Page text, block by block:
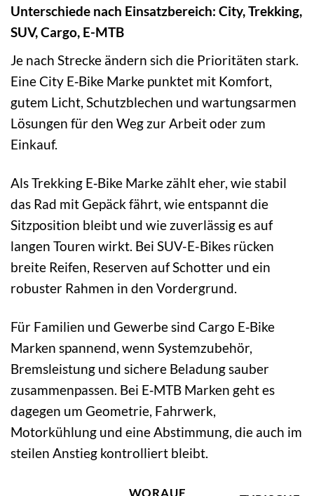
Unterschiede nach Einsatzbereich: City, Trekking,
SUV, Cargo, E-MTB
Je nach Strecke ändern sich die Prioritäten stark.
Eine City E‑Bike Marke punktet mit Komfort,
gutem Licht, Schutzblechen und wartungsarmen
Lösungen für den Weg zur Arbeit oder zum
Einkauf.
Als Trekking E‑Bike Marke zählt eher, wie stabil
das Rad mit Gepäck fährt, wie entspannt die
Sitzposition bleibt und wie zuverlässig es auf
langen Touren wirkt. Bei SUV-E-Bikes rücken
breite Reifen, Reserven auf Schotter und ein
robuster Rahmen in den Vordergrund.
Für Familien und Gewerbe sind Cargo E‑Bike
Marken spannend, wenn Systemzubehör,
Bremsleistung und sichere Beladung sauber
zusammenpassen. Bei E‑MTB Marken geht es
dagegen um Geometrie, Fahrwerk,
Motorkühlung und eine Abstimmung, die auch im
steilen Anstieg kontrolliert bleibt.
WORAUF